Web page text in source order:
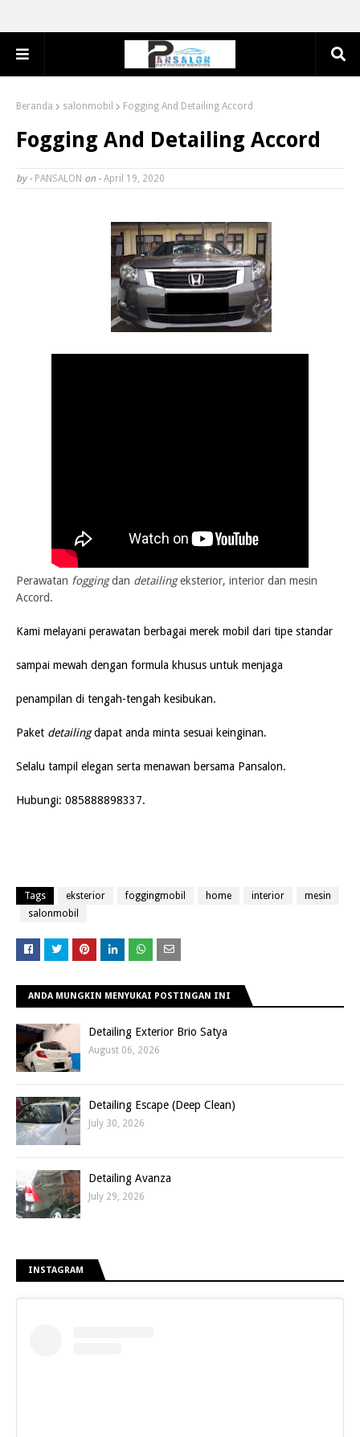
Beranda salonmobil Fogging And Detailing Accord
Fogging And Detailing Accord
by - PANSALON on - April 19, 2020
Perawatan foggingdan detailingeksterior, interior dan mesin
Accord.
Kami melayani perawatan berbagai merek mobil dari tipe standar
sampai mewah dengan formula khusus untuk menjaga
penampilan di tengah-tengah kesibukan.
Paket detailing dapat anda minta sesuai keinginan.
Sela lu tampil elegan serta menawan bersama Pansalon.
Hubungi: 085888898337.
Tags eksterior foggingmobil home interior
mesin
salonmobil
ANDA MUNGKIN MENYUKAI POSTINGAN INI
Detailing Exterior Brio Satya
August 06, 2026
Detailing Escape (Deep Clean)
July 30, 2026
Detailing Avanza
July 29, 2026
INSTAGRAM